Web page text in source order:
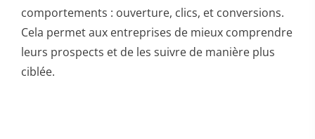
comportements : ouverture, clics, et conversions.
Cela permet aux entreprises de mieux comprendre
leurs prospects et de les suivre de manière plus
ciblée.